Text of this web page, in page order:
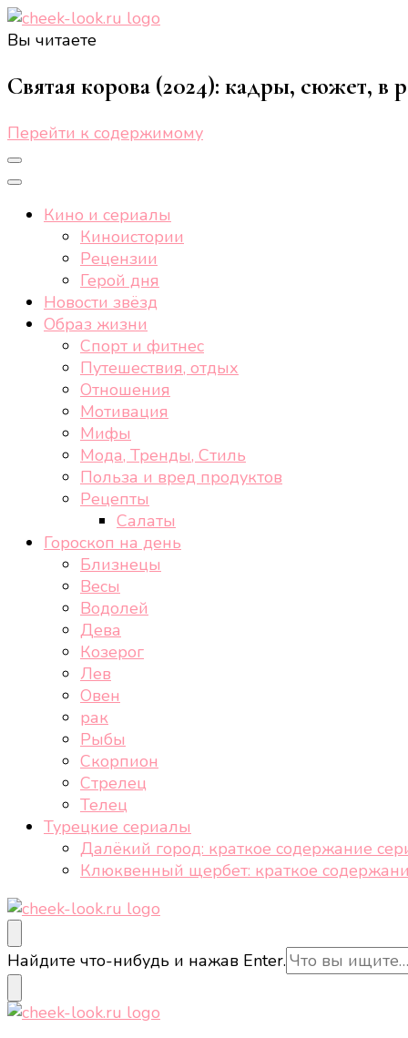
Вы читаете
Святая корова (2024): кадры, сюжет, в
Перейти к содержимому
Кино и сериалы
Киноистории
Рецензии
Герой дня
Новости звёзд
Образ жизни
Спорт и фитнес
Путешествия, отдых
Отношения
Мотивация
Мифы
Мода, Тренды, Стиль
Польза и вред продуктов
Рецепты
Салаты
Гороскоп на день
Близнецы
Весы
Водолей
Дева
Козерог
Лев
Овен
рак
Рыбы
Скорпион
Стрелец
Телец
Турецкие сериалы
Далёкий город: краткое содержание
Клюквенный щербет: краткое
cheek-look.ru
Женский сайт о звездах и кино, а также трендах,
Ищите
что-
то?
Найдите что-нибудь и нажав Enter.